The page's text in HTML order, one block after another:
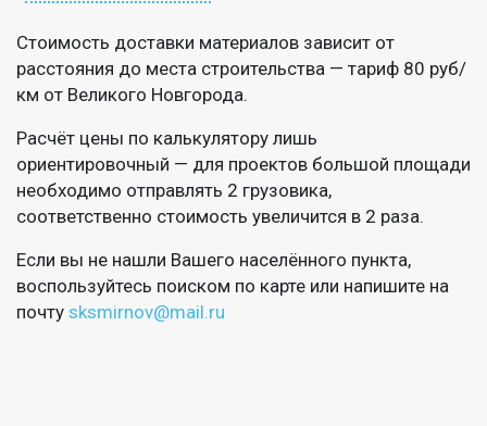
Стоимость доставки материалов зависит от
расстояния до места строительства — тариф 80 руб/
км от Великого Новгорода.
Расчёт цены по калькулятору лишь
ориентировочный — для проектов большой площади
необходимо отправлять 2 грузовика,
соответственно стоимость увеличится в 2 раза.
Если вы не нашли Вашего населённого пункта,
воспользуйтесь поиском по карте или напишите на
почту sksmirnov@mail.ru